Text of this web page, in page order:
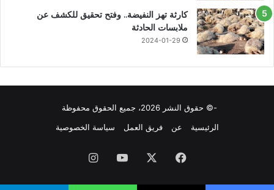
كارثة تهز النفيضة.. وفتح تحقيق للكشف عن
ملابسات الحادثة
2024-01-29
-© حقوق النشر 2026، جميع الحقوق محفوظة
الرئيسية
عن فريق العمل سياسة الخصوصية
فيسبوك يوتيوبانستقرام